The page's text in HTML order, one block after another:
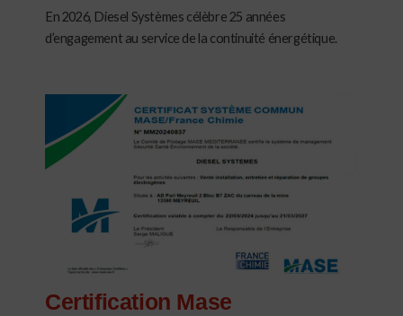
En 2026, Diesel Systèmes célèbre 25 années
d’engagement au service de la continuité énergétique.
Certification Mase